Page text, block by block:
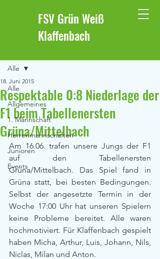
FSV Grün Weiß
Klaffenbach
Alle
Allgemeines
1. Mannschaft
Herrenmannschaften
Junioren
Events
Alle
Respektable 0:8 Niederlage der
F1 beim Tabellenersten
Grüna/Mittelbach
18. Juni 2015
Am 16.06. trafen unsere Jungs der F1
auf den Tabellenersten
Grüna/Mittelbach. Das Spiel fand in
Grüna statt, bei besten Bedingungen.
Selbst der angesetzte Termin in der
Woche 17:00 Uhr hat unseren Spielern
keine Probleme bereitet. Alle waren
hochmotiviert. Für Klaffenbach gespielt
haben Micha, Arthur, Luis, Johann, Nils,
Niclas, Milan und Anton.